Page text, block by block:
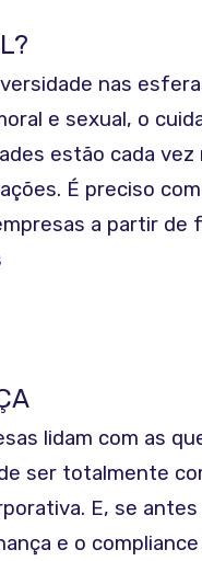
nas
e sexual, o
estão cada
É preciso
a partir de
lidam com as
ser totalmente
E, se antes
e o